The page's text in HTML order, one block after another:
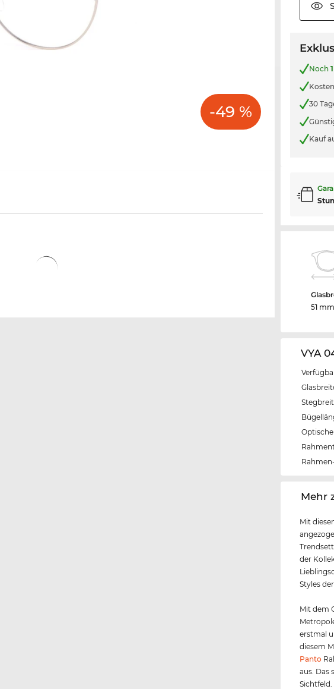
-49 %
Noch1
30
Kauf
51 mm
VYA
‌Mehr
Mit
der
Styles
Mit dem
erstmal
diesem
Panto
aus. Das